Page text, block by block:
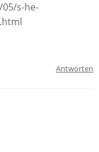
s-he-
Antworten